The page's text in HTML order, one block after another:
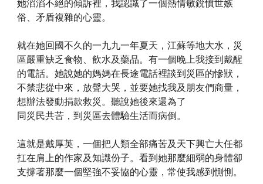
她滔滔不絕的傾訴裡，我認識了一個熱情敏銳憤世嫉
俗、矛盾複雜的心靈。
就在她回國不久的一九九一年夏天，江蘇等地大水，災
區嚴重缺乏食物、飲水及藥品。有一個晚上我接到戴醒
的電話。她說她的媽媽在長途電話裡談到災區的慘狀，
不禁悲從中來，放聲大哭，並要她找我及朋友們商量，
想辦法發動捐款救災。聽說她後來還為了
同災民共苦，到災區去體驗生活而病倒。
這就是戴厚英，一個把人類全部痛苦及天下興亡大任都
扛在肩上的作家及知識份子。看到她那麼細弱的身體卻
支撐著那麼一個堅強不妥協的心靈，常使我感到惻惻。